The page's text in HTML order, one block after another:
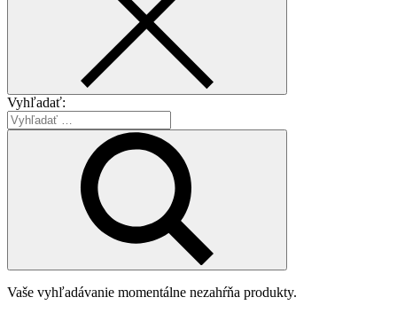
Vyhľadať:
Vaše vyhľadávanie momentálne nezahŕňa produkty.